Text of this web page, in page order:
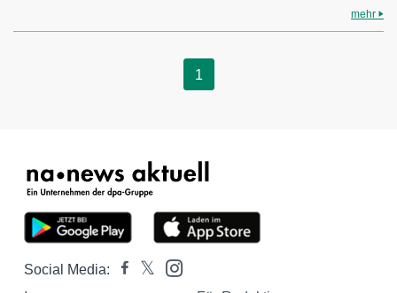
mehr
1
Social Media: